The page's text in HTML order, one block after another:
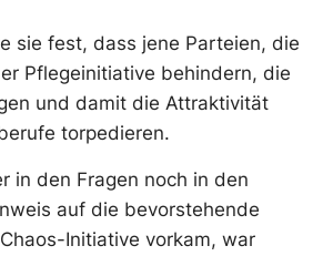
sie fest, dass jene Parteien, die
Pflegeinitiative behindern, die
und damit die Attraktivität
torpedieren.
in den Fragen noch in den
auf die bevorstehende
Initiative vorkam, war